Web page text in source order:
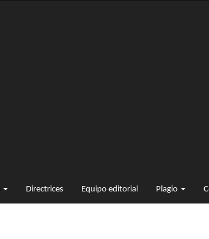
Directrices Equipo editorial Plagio